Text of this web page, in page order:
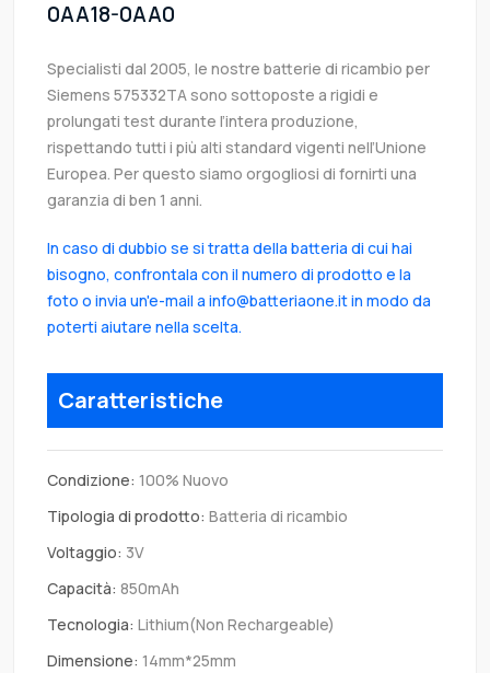
0AA18-0AA0
Specialisti dal 2005, le nostre batterie di ricambio per
Siemens 575332TA sono sottoposte a rigidi e
prolungati test durante l’intera produzione,
rispettando tutti i più alti standard vigenti nell’Unione
Europea. Per questo siamo orgogliosi di fornirti una
garanzia di ben 1 anni.
In caso di dubbio se si tratta della batteria di cui hai
bisogno, confrontala con il numero di prodotto e la
foto o invia un'e-mail a info@batteriaone.it in modo da
poterti aiutare nella scelta.
Caratteristiche
Condizione: 100% Nuovo
Tipologia di prodotto: Batteria di ricambio
Voltaggio: 3V
Capacità: 850mAh
Tecnologia: Lithium(Non Rechargeable)
Dimensione: 14mm*25mm